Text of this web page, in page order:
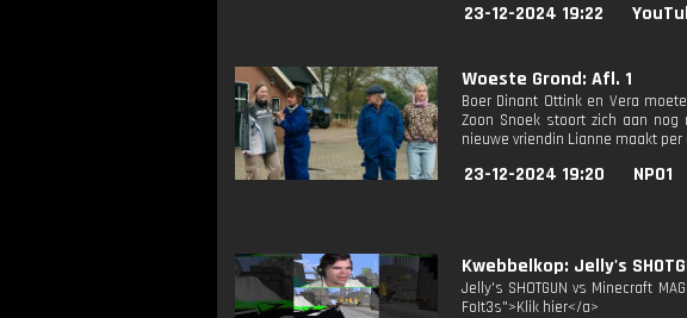
23-12-2024 19:22
Woeste Grond: Afl. 1
Boer Dinant Ottink en Vera
Zoon Snoek stoort zich aan nog
nieuwe vriendin Lianne maakt
23-12-2024 19:20 NPO1
Kwebbelkop: Jelly's
Jelly's SHOTGUN vs Minecraft
FoIt3s">Klik hier</a>